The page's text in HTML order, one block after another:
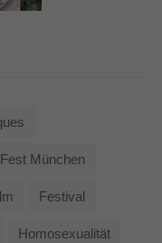
München
Festival
Homosexualität